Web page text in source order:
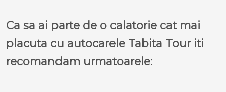
Ca sa ai parte de o calatorie cat mai
placuta cu autocarele Tabita Tour iti
recomandam urmatoarele: